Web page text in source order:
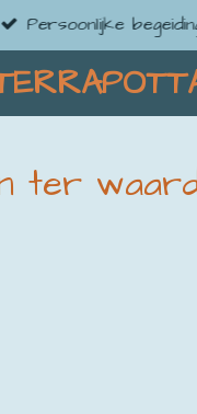
Persoonlijke
ter